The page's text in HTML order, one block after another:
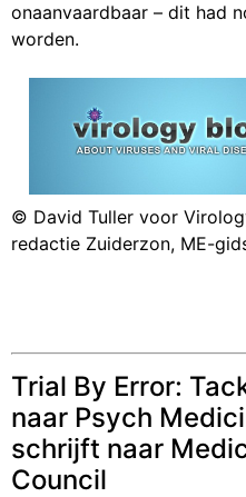
onaanvaardbaar – dit had
worden.
© David Tuller voor
redactie Zuiderzon, ME-
Trial By Error:
naar Psych
schrijft naar
Council